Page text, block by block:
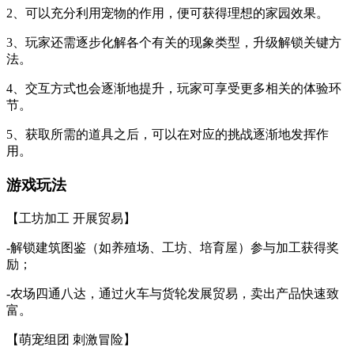
2、可以充分利用宠物的作用，便可获得理想的家园效果。
3、玩家还需逐步化解各个有关的现象类型，升级解锁关键方
法。
4、交互方式也会逐渐地提升，玩家可享受更多相关的体验环
节。
5、获取所需的道具之后，可以在对应的挑战逐渐地发挥作
用。
游戏玩法
【工坊加工 开展贸易】
-解锁建筑图鉴（如养殖场、工坊、培育屋）参与加工获得奖
励；
-农场四通八达，通过火车与货轮发展贸易，卖出产品快速致
富。
【萌宠组团 刺激冒险】